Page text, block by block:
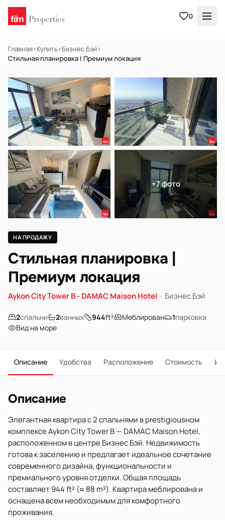
0
Главная›Купить›Бизнес Бэй›
Стильная планировка | Премиум локация
НА ПРОДАЖУ Готов к заселению
+7 фото
НА ПРОДАЖУ
Стильная планировка |
Премиум локация
Aykon City Tower B - DAMAC Maison Hotel · Бизнес Бэй
2спальни 2ванных 944ft² Меблирован 1парковка
Вид на море
Описание Удобства Расположение Стоимость
Описание
Элегантная квартира с 2 спальнями в prestigiousном
комплексе Aykon City Tower B — DAMAC Maison Hotel,
расположенном в центре Бизнес Бэй. Недвижимость
готова к заселению и предлагает идеальное сочетание
современного дизайна, функциональности и
премиального уровня отделки. Общая площадь
составляет 944 ft² (≈ 88 m²). Квартира меблирована и
оснащена всем необходимым для комфортного
проживания.